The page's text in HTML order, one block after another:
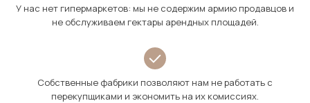
У нас нет гипермаркетов: мы не содержим армию продавцов и
не обслуживаем гектары арендных площадей.
Собственные фабрики позволяют нам не работать с
перекупщиками и экономить на их комиссиях.